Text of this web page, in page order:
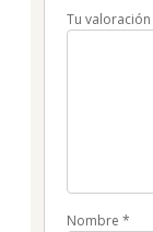
Tu valoración
Nombre *